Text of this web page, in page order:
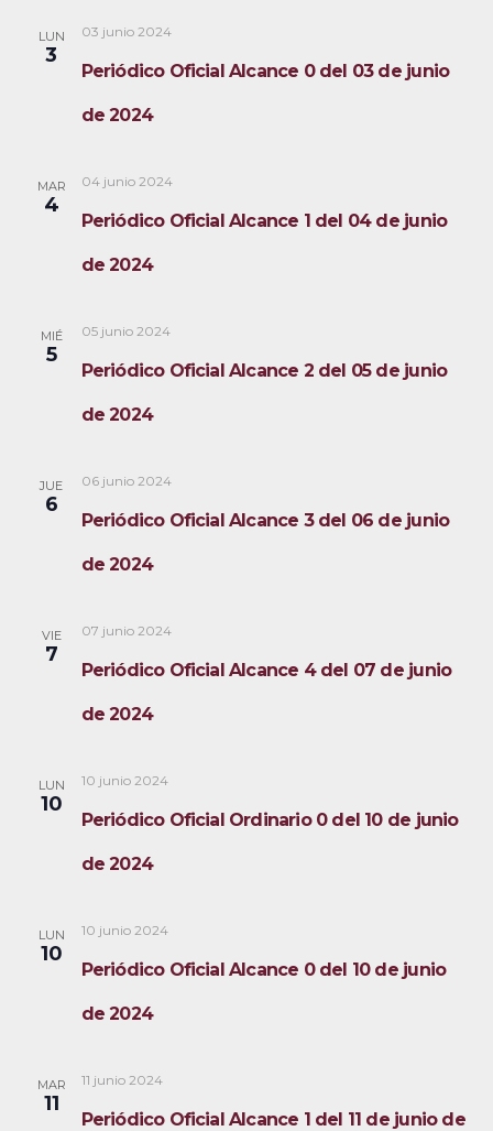
LUN
3
Periódico Oficial Alcance 0 del 03 de junio
de 2024
03 junio 2024
MAR
4
Periódico Oficial Alcance 1 del 04 de junio
de 2024
04 junio 2024
MIÉ
5
Periódico Oficial Alcance 2 del 05 de junio
de 2024
05 junio 2024
JUE
6
Periódico Oficial Alcance 3 del 06 de junio
de 2024
06 junio 2024
VIE
7
Periódico Oficial Alcance 4 del 07 de junio
de 2024
07 junio 2024
LUN
10
Periódico Oficial Ordinario 0 del 10 de junio
de 2024
10 junio 2024
LUN
10
Periódico Oficial Alcance 0 del 10 de junio
de 2024
10 junio 2024
MAR
11
Periódico Oficial Alcance 1 del 11 de junio de
11 junio 2024